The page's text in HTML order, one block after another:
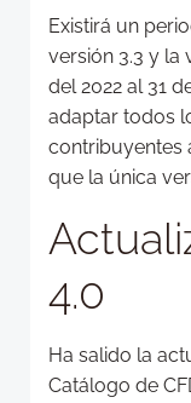
Existirá un
versión 3.3 y la
del 2022 al 31
adaptar todos
contribuyentes
que la única
4.0
Ha salido la
Catálogo de